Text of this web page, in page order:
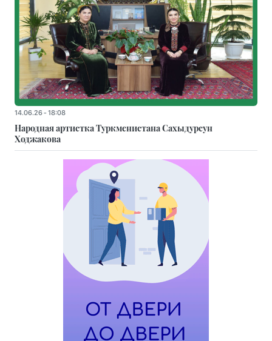
14.06.26 - 18:08
Народная артистка Туркменистана Сахыдурсун
Ходжакова